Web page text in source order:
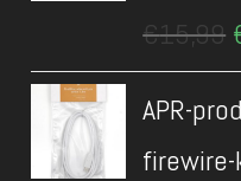
€15,99
APR-